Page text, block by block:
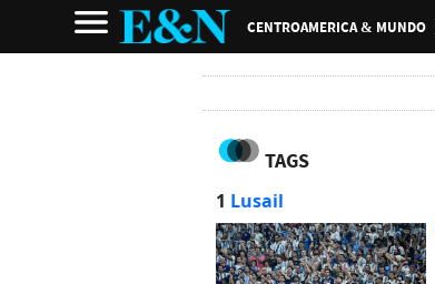
CENTROAMERICA & MUNDO
TAGS
1 Lusail